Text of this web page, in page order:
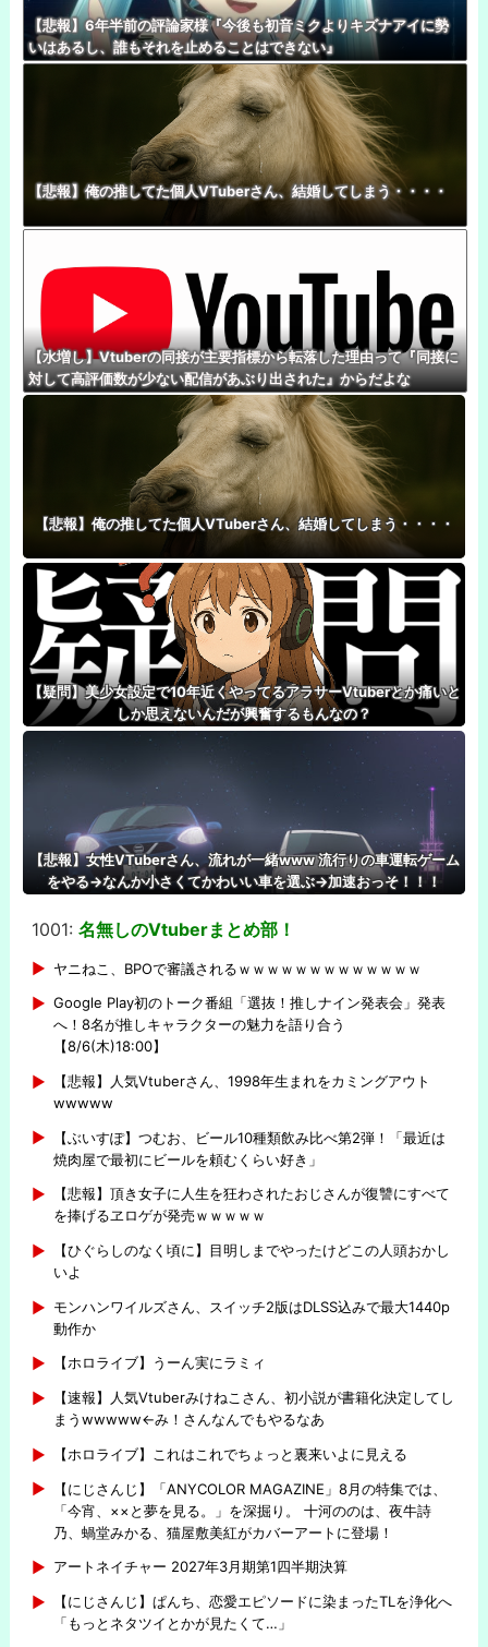
【悲報】6年半前の評論家様『今後も初音ミクよりキズナアイに勢
いはあるし、誰もそれを止めることはできない』
【悲報】俺の推してた個人VTuberさん、結婚してしまう・・・・
【水増し】Vtuberの同接が主要指標から転落した理由って『同接に
対して高評価数が少ない配信があぶり出された』からだよな
【悲報】俺の推してた個人VTuberさん、結婚してしまう・・・・
【疑問】美少女設定で10年近くやってるアラサーVtuberとか痛いと
しか思えないんだが興奮するもんなの？
【悲報】女性VTuberさん、流れが一緒www 流行りの車運転ゲーム
をやる→なんか小さくてかわいい車を選ぶ→加速おっそ！！！
1001: 名無しのVtuberまとめ部！
ヤニねこ、BPOで審議されるｗｗｗｗｗｗｗｗｗｗｗｗｗ
Google Play初のトーク番組「選抜！推しナイン発表会」発表
へ！8名が推しキャラクターの魅力を語り合う
【8/6(木)18:00】
【悲報】人気Vtuberさん、1998年生まれをカミングアウト
wwwww
【ぶいすぽ】つむお、ビール10種類飲み比べ第2弾！「最近は
焼肉屋で最初にビールを頼むくらい好き」
【悲報】頂き女子に人生を狂わされたおじさんが復讐にすべて
を捧げるヱロゲが発売ｗｗｗｗｗ
【ひぐらしのなく頃に】目明しまでやったけどこの人頭おかし
いよ
モンハンワイルズさん、スイッチ2版はDLSS込みで最大1440p
動作か
【ホロライブ】うーん実にラミィ
【速報】人気Vtuberみけねこさん、初小説が書籍化決定してし
まうwwwww←み！さんなんでもやるなあ
【ホロライブ】これはこれでちょっと裏来いよに見える
【にじさんじ】「ANYCOLOR MAGAZINE」8月の特集では、
「今宵、××と夢を見る。」を深掘り。 十河ののは、夜牛詩
乃、蝸堂みかる、猫屋敷美紅がカバーアートに登場！
アートネイチャー 2027年3月期第1四半期決算
【にじさんじ】ぱんち、恋愛エピソードに染まったTLを浄化へ
「もっとネタツイとかが見たくて…」